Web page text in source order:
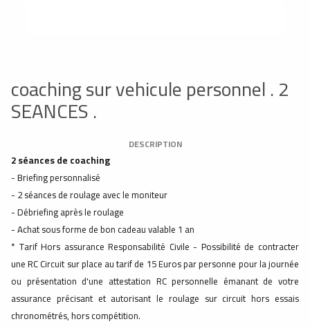
coaching sur vehicule personnel . 2
SEANCES .
DESCRIPTION
2 séances de coaching
- Briefing personnalisé
- 2 séances de roulage avec le moniteur
- Débriefing après le roulage
- Achat sous forme de bon cadeau valable 1 an
* Tarif Hors assurance Responsabilité Civile - Possibilité de contracter
une RC Circuit sur place au tarif de 15 Euros par personne pour la journée
ou présentation d'une attestation RC personnelle émanant de votre
assurance précisant et autorisant le roulage sur circuit hors essais
chronométrés, hors compétition.